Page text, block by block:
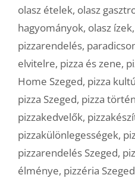
olasz ételek, olasz
hagyományok, olasz ízek,
pizzarendelés,
elvitelre, pizza és zene,
Home Szeged, pizza
pizza Szeged, pizza
pizzakedvelők,
pizzakülönlegességek,
pizzarendelés Szeged,
élménye, pizzéria Szeged